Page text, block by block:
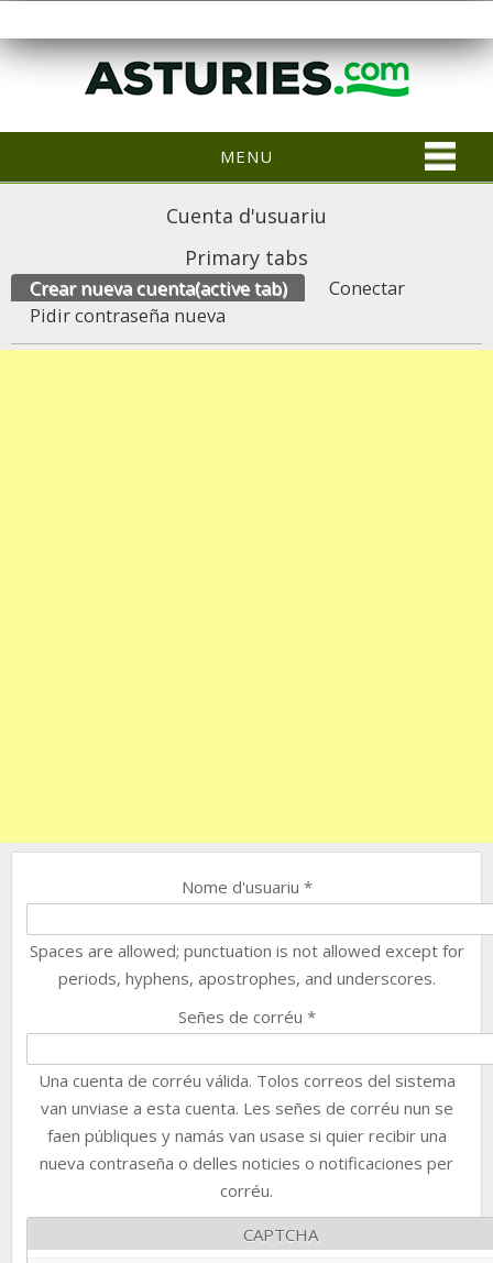
MENU
Cuenta d'usuariu
Primary tabs
Crear nueva cuenta(active tab)
Conectar
Pidir contraseña nueva
Nome d'usuariu *
Spaces are allowed; punctuation is not allowed except for
periods, hyphens, apostrophes, and underscores.
Señes de corréu *
Una cuenta de corréu válida. Tolos correos del sistema
van unviase a esta cuenta. Les señes de corréu nun se
faen públiques y namás van usase si quier recibir una
nueva contraseña o delles noticies o notificaciones per
corréu.
CAPTCHA